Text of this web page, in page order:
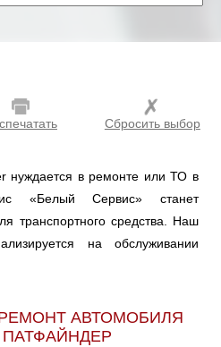
Сбросить выбор
нуждается в ремонте или ТО в
«Белый Сервис» станет
транспортного средства. Наш
на обслуживании
АВТОМОБИЛЯ